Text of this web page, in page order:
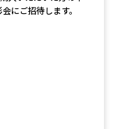
にご招待します。